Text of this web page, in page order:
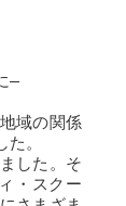
―
域の関係
。
した。そ
・スクー